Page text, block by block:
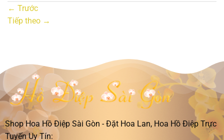
← Trước
Tiếp theo →
Shop Hoa Hồ Điệp Sài Gòn - Đặt Hoa Lan, Hoa Hồ Điệp Trực
Tuyến Uy Tín: